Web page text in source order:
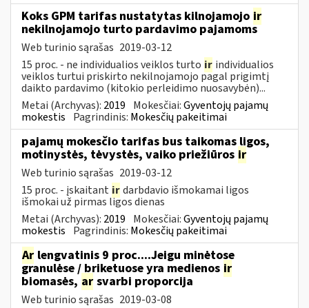
Koks GPM tarifas nustatytas kilnojamojo ir
nekilnojamojo turto pardavimo pajamoms
Web turinio sąrašas 2019-03-12
15 proc. - ne individualios veiklos turto ir individualios
veiklos turtui priskirto nekilnojamojo pagal prigimtį
daikto pardavimo (kitokio perleidimo nuosavybėn)...
Metai (Archyvas): 2019 Mokesčiai:Gyventojų pajamų
mokestis Pagrindinis: Mokesčių pakeitimai
pajamų mokesčio tarifas bus taikomas ligos,
motinystės, tėvystės, vaiko priežiūros ir
Web turinio sąrašas 2019-03-12
15 proc. - įskaitant irdarbdavio išmokamai ligos
išmokai už pirmas ligos dienas
Metai (Archyvas): 2019 Mokesčiai:Gyventojų pajamų
mokestis Pagrindinis: Mokesčių pakeitimai
Ar lengvatinis 9 proc....Jeigu minėtose
granulėse / briketuose yra medienos ir
biomasės, ar svarbi proporcija
Web turinio sąrašas 2019-03-08